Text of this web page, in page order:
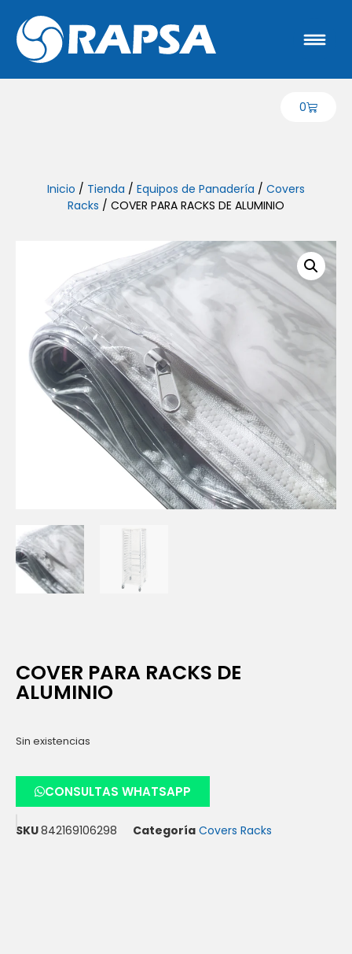
0
Inicio / Tienda / Equipos de Panadería / Covers
Racks / COVER PARA RACKS DE ALUMINIO
COVER PARA RACKS DE
ALUMINIO
Sin existencias
CONSULTAS WHATSAPP
SKU842169106298 Categoría Covers Racks